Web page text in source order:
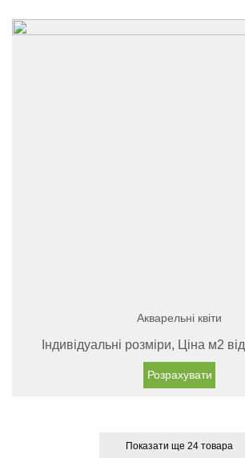
Акварельні квіти
Індивідуальні розміри, Ціна м2 від
Розрахувати
Показати ще 24 товара